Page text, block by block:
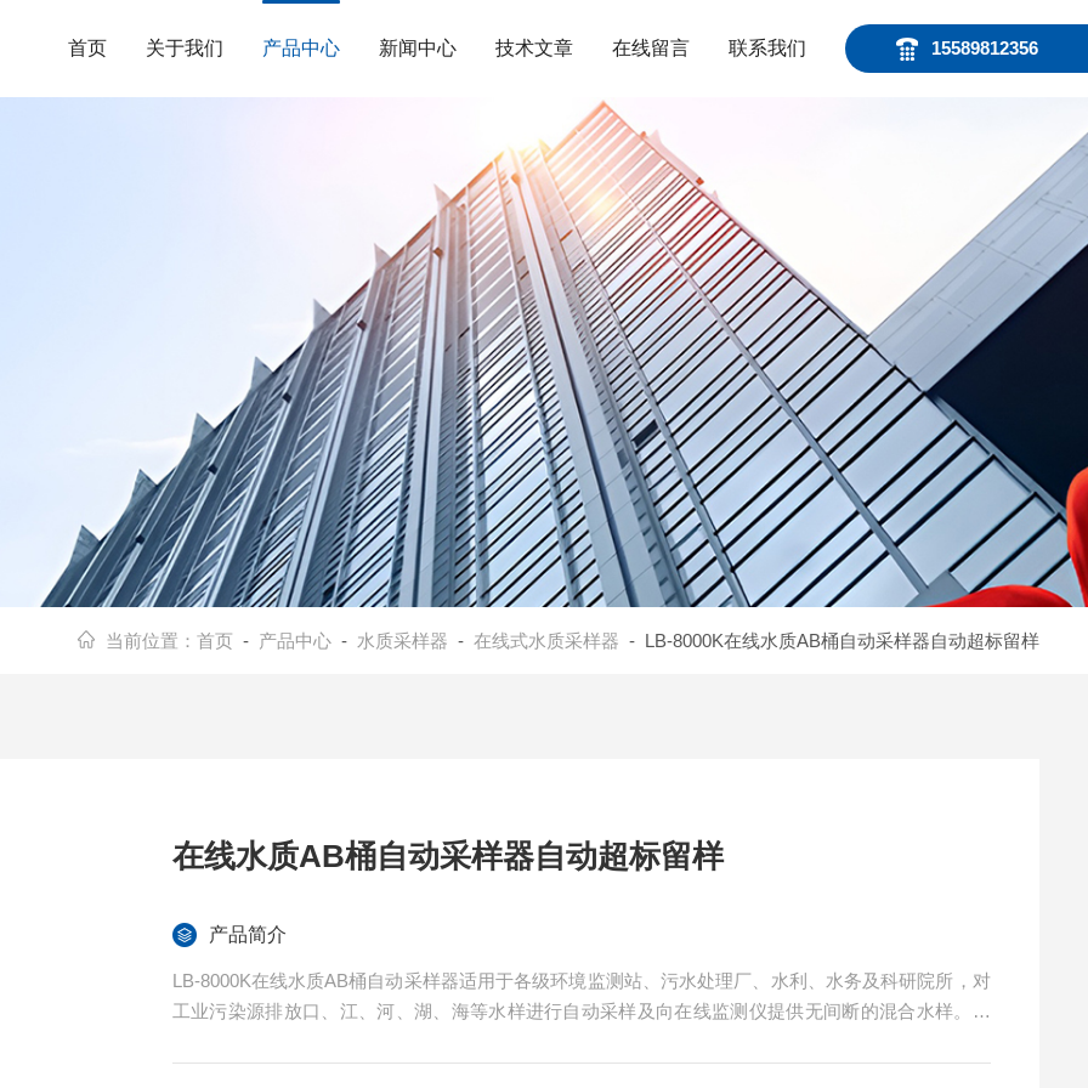
15589812356
首页 关于我们 产品中心 新闻中心 技术文章 在线留言 联系我们
当前位置： 首页 - 产品中心- 水质采样器 - 在线式水质采样器 - LB-8000K在线水质AB桶自动采样器自动超标留样
在线水质AB桶自动采样器自动超标留样
产品简介
LB-8000K在线水质AB桶自动采样器适用于各级环境监测站、污水处理厂、水利、水务及科研院所，对
工业污染源排放口、江、河、湖、海等水样进行自动采样及向在线监测仪提供无间断的混合水样。在